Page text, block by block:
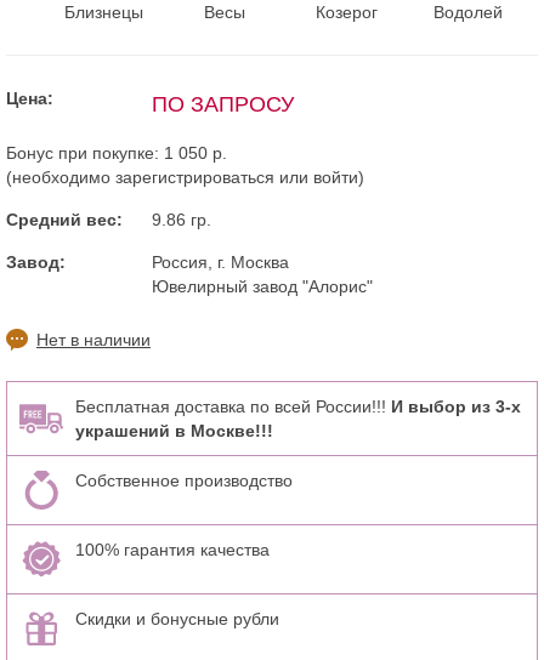
Близнецы Весы Козерог Водолей
Цена: ПО ЗАПРОСУ
Бонус при покупке: 1 050 р.
(необходимо зарегистрироваться или войти)
Средний вес: 9.86 гр.
Завод:
Россия, г. Москва
Ювелирный завод "Алорис"
Нет в наличии
Бесплатная доставка по всей России!!! И выбор из 3-х
украшений в Москве!!!
Собственное производство
100% гарантия качества
Скидки и бонусные рубли